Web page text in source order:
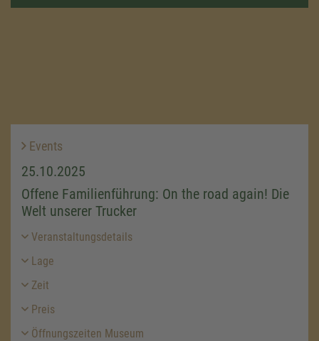
Events
25.10.2025
Offene Familienführung: On the road again! Die
Welt unserer Trucker
Veranstaltungsdetails
Lage
Zeit
Preis
Öffnungszeiten Museum